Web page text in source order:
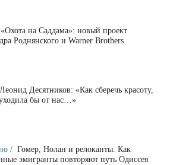
«Охота на Саддама»: новый проект
Роднянского и Warner Brothers
Леонид Десятников: «Как сберечь красоту,
бы от нас…»
/ Гомер, Нолан и релоканты. Как
эмигранты повторяют путь Одиссея